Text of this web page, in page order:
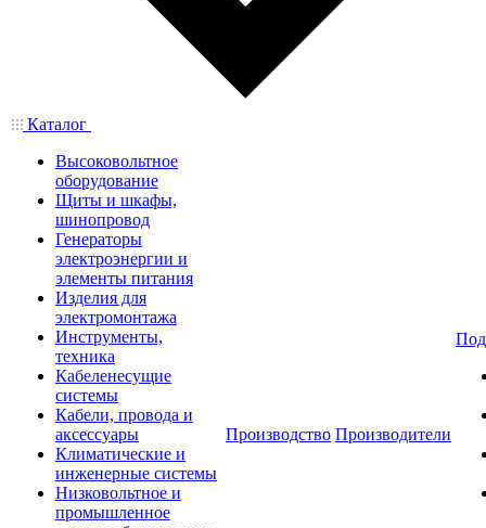
Каталог
Высоковольтное
оборудование
Щиты и шкафы,
шинопровод
Генераторы
электроэнергии и
элементы питания
Изделия для
электромонтажа
Инструменты,
техника
Кабеленесущие
системы
Кабели, провода и
аксессуары
Климатические и
инженерные системы
Низковольтное и
промышленное
Производство Производители